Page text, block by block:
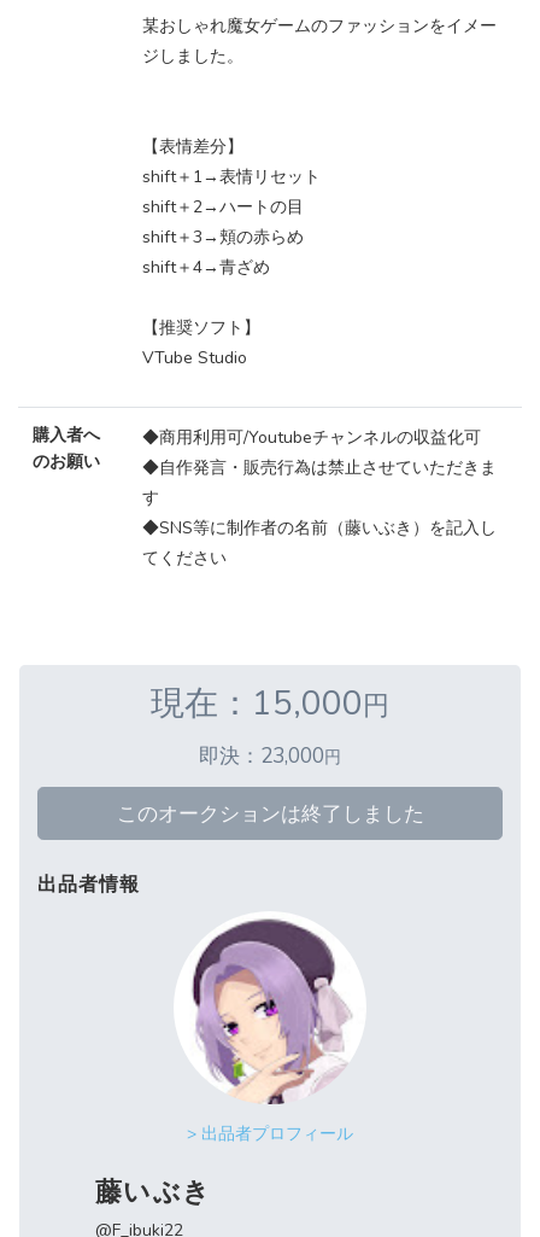
某おしゃれ魔女ゲームのファッションをイメー
ジしました。
【表情差分】
shift＋1→表情リセット
shift＋2→ハートの目
shift＋3→頬の赤らめ
shift＋4→青ざめ
【推奨ソフト】
VTube Studio
購入者へ
のお願い
◆商用利用可/Youtubeチャンネルの収益化可
◆自作発言・販売行為は禁止させていただきま
す
◆SNS等に制作者の名前（藤いぶき）を記入し
てください
現在：15,000円
即決：23,000円
このオークションは終了しました
出品者情報
> 出品者プロフィール
藤いぶき
@F_ibuki22